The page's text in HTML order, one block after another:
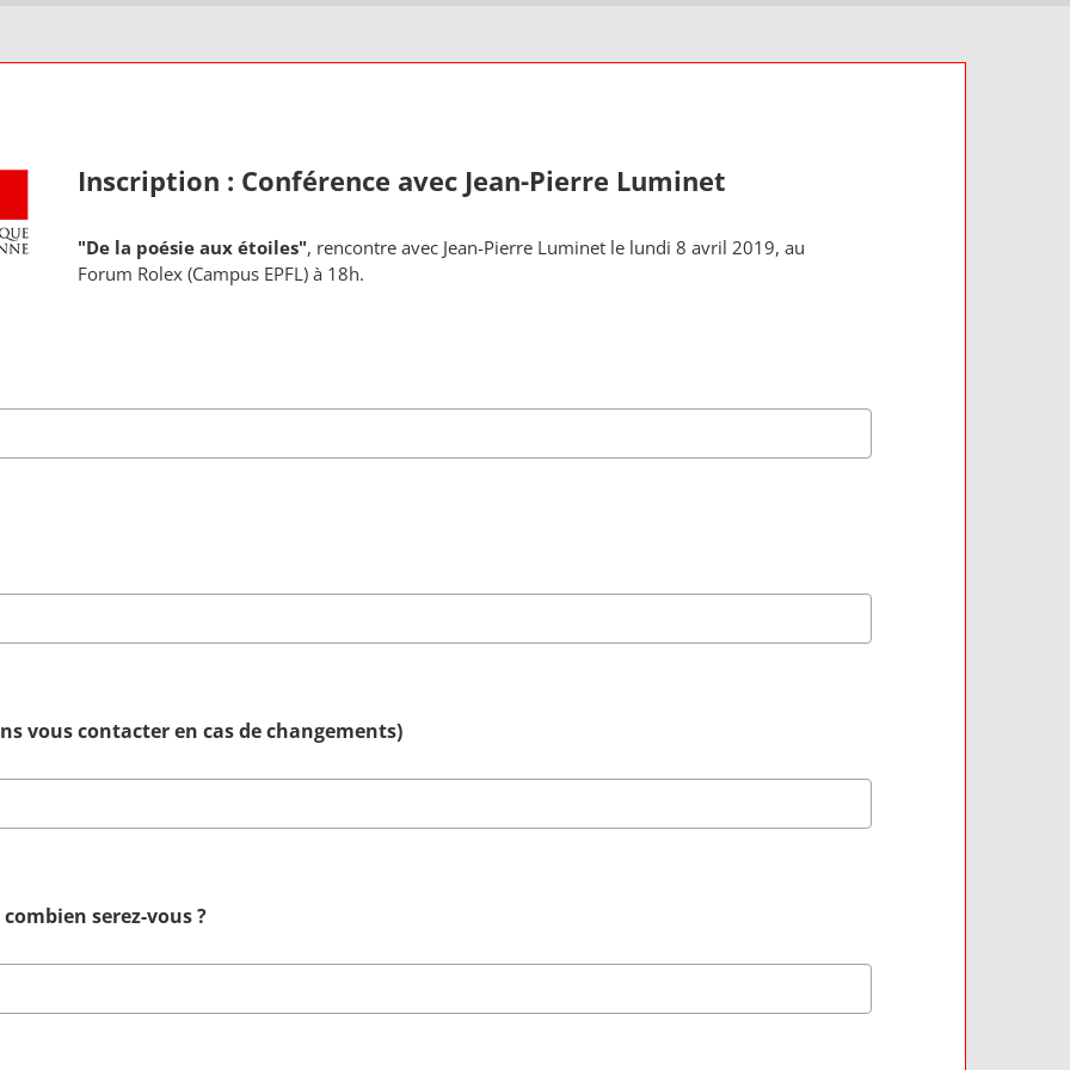
Inscription : Conférence avec Jean-Pierre Luminet
"De la poésie aux étoiles", rencontre avec Jean-Pierre Luminet le lundi 8 avril 2019, au
Forum Rolex (Campus EPFL) à 18h.
vous contacter en cas de changements)
serez-vous ?